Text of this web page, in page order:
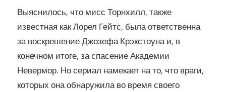
Выяснилось, что мисс Торнхилл, также
известная как Лорел Гейтс, была ответственна
за воскрешение Джозефа Крэкстоуна и, в
конечном итоге, за спасение Академии
Невермор. Но сериал намекает на то, что враги,
которых она обнаружила во время своего